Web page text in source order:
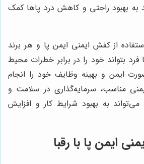
به بهبود راحتی و کاهش درد پاها کمک
از کفش ایمنی ایمن پا و هر برند
بتواند خود را در برابر خطرات محیط
ایمن و بهینه وظایف خود را انجام
مناسب، سرمایه‌گذاری در سلامت و
به بهبود شرایط کار و افزایش
ایمن پا با رقبا